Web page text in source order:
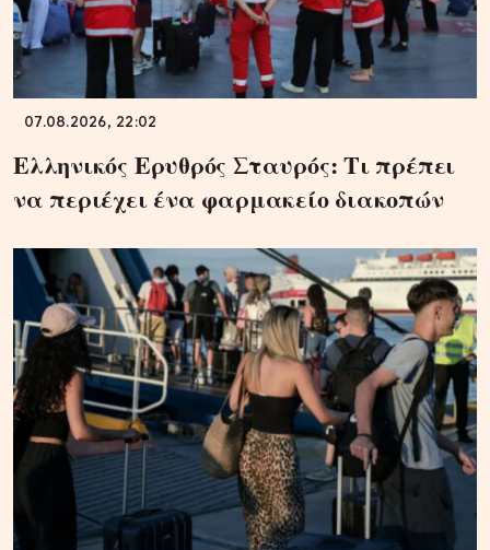
07.08.2026, 22:02
Ελληνικός Ερυθρός Σταυρός: Τι πρέπει
να περιέχει ένα φαρμακείο διακοπών